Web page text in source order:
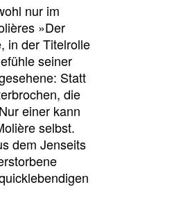
nur im
»Der
in der Titelrolle
seiner
Statt
die
einer kann
selbst.
dem Jenseits